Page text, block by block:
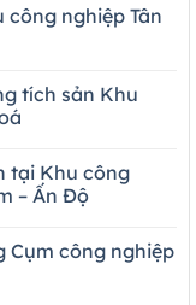
nghiệp Tân
tích sản Khu
tại Khu công
– Ấn Độ
Cụm công nghiệp